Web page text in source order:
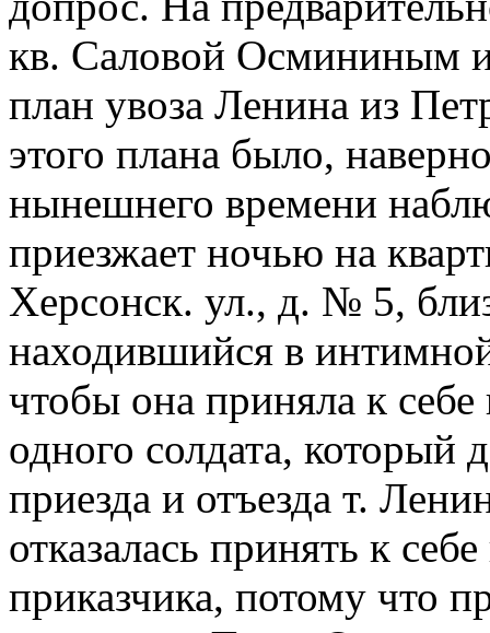
кв. Саловой Осмининым
план увоза Ленина из
этого плана было,
нынешнего времени
приезжает ночью на
Херсонск. ул., д. № 5,
находившийся в
чтобы она приняла к себе
одного солдата, который
приезда и отъезда т.
отказалась принять к
приказчика, потому что